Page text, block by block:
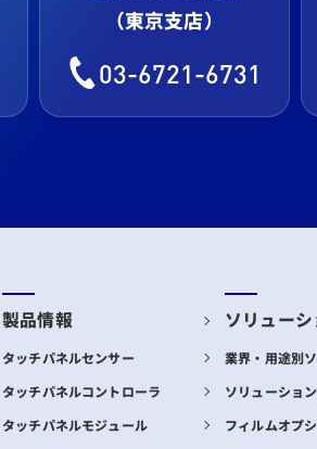
（東京支店）
03-6721-6731
製品情報
タッチパネルセンサー
タッチパネルコントローラ
タッチパネルモジュール
ソリューシ
業界・用途別
ソリューショ
フィルムオプ